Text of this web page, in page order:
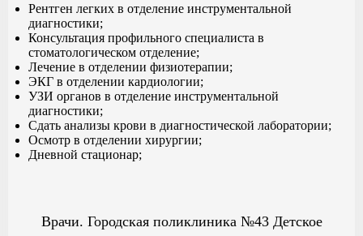
Рентген легких в отделение инструментальной
диагностики;
Консультация профильного специалиста в
стоматологическом отделение;
Лечение в отделении физиотерапии;
ЭКГ в отделении кардиологии;
УЗИ органов в отделение инструментальной
диагностики;
Сдать анализы крови в диагностической лаборатории;
Осмотр в отделении хирургии;
Дневной стационар;
Врачи. Городская поликлиника №43 Детское